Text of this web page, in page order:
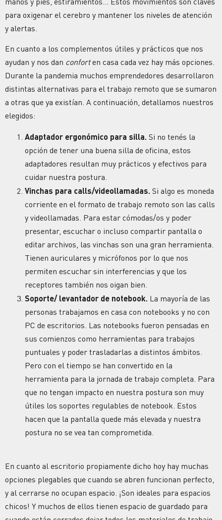
para oxigenar el cerebro y mantener los niveles de atención
y alertas.
En cuanto a los complementos útiles y prácticos que nos
ayudan y nos dan conforten casa cada vez hay más opciones.
Durante la pandemia muchos emprendedores desarrollaron
distintas alternativas para el trabajo remoto que se sumaron
a otras que ya existían. A continuación, detallamos nuestros
elegidos:
Adaptador ergonómico para silla. Si no tenés la
opción de tener una buena silla de oficina, estos
adaptadores resultan muy prácticos y efectivos para
cuidar nuestra postura.
Vinchas para calls/videollamadas. Si algo es moneda
corriente en el formato de trabajo remoto son las calls
y videollamadas. Para estar cómodas/os y poder
presentar, escuchar o incluso compartir pantalla o
editar archivos, las vinchas son una gran herramienta.
Tienen auriculares y micrófonos por lo que nos
permiten escuchar sin interferencias y que los
receptores también nos oigan bien.
Soporte/ levantador de notebook. La mayoría de las
personas trabajamos en casa con notebooks y no con
PC de escritorios. Las notebooks fueron pensadas en
sus comienzos como herramientas para trabajos
puntuales y poder trasladarlas a distintos ámbitos.
Pero con el tiempo se han convertido en la
herramienta para la jornada de trabajo completa. Para
que no tengan impacto en nuestra postura son muy
útiles los soportes regulables de notebook. Estos
hacen que la pantalla quede más elevada y nuestra
postura no se vea tan comprometida.
En cuanto al escritorio propiamente dicho hoy hay muchas
opciones plegables que cuando se abren funcionan perfecto,
y al cerrarse no ocupan espacio. ¡Son ideales para espacios
chicos! Y muchos de ellos tienen espacio de guardado para